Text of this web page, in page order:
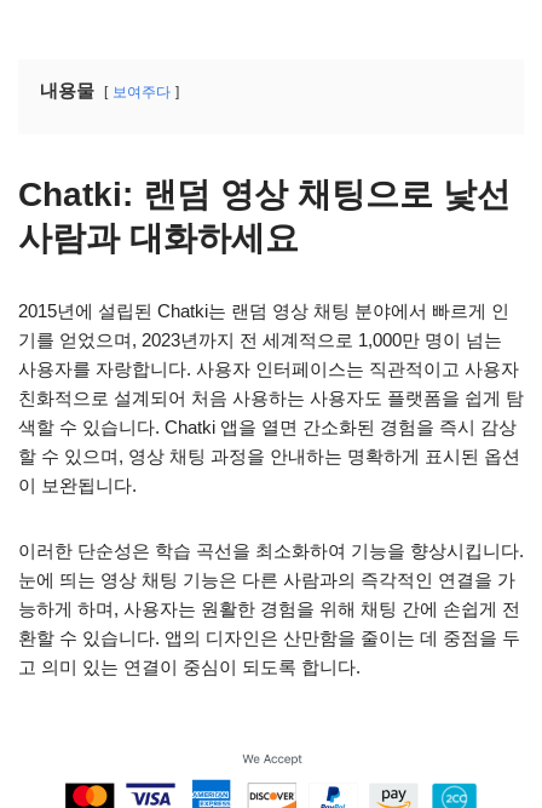
내용물 보여주다
Chatki: 랜덤 영상 채팅으로 낯선
사람과 대화하세요
2015년에 설립된 Chatki는 랜덤 영상 채팅 분야에서 빠르게 인
기를 얻었으며, 2023년까지 전 세계적으로 1,000만 명이 넘는
사용자를 자랑합니다. 사용자 인터페이스는 직관적이고 사용자
친화적으로 설계되어 처음 사용하는 사용자도 플랫폼을 쉽게 탐
색할 수 있습니다. Chatki 앱을 열면 간소화된 경험을 즉시 감상
할 수 있으며, 영상 채팅 과정을 안내하는 명확하게 표시된 옵션
이 보완됩니다.
이러한 단순성은 학습 곡선을 최소화하여 기능을 향상시킵니다.
눈에 띄는 영상 채팅 기능은 다른 사람과의 즉각적인 연결을 가
능하게 하며, 사용자는 원활한 경험을 위해 채팅 간에 손쉽게 전
환할 수 있습니다. 앱의 디자인은 산만함을 줄이는 데 중점을 두
고 의미 있는 연결이 중심이 되도록 합니다.